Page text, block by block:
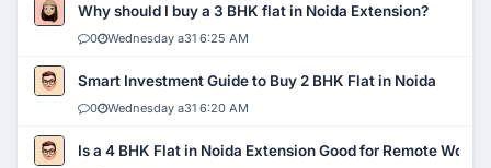
Why should I buy a 3 BHK flat in Noida Extension?
0 Wednesday a31 6:25 AM
Smart Investment Guide to Buy 2 BHK Flat in Noida
0 Wednesday a31 6:20 AM
Is a 4 BHK Flat in Noida Extension Good for Remote Work?